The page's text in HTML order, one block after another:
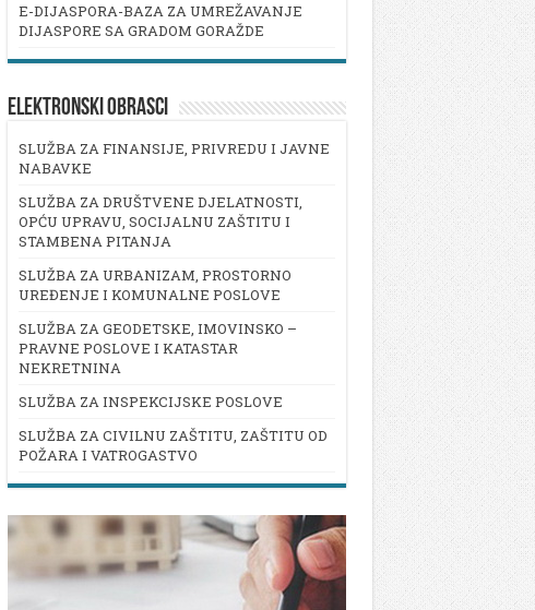
E-DIJASPORA-BAZA ZA UMREŽAVANJE
DIJASPORE SA GRADOM GORAŽDE
ELEKTRONSKI OBRASCI
SLUŽBA ZA FINANSIJE, PRIVREDU I JAVNE
NABAVKE
SLUŽBA ZA DRUŠTVENE DJELATNOSTI,
OPĆU UPRAVU, SOCIJALNU ZAŠTITU I
STAMBENA PITANJA
SLUŽBA ZA URBANIZAM, PROSTORNO
UREĐENJE I KOMUNALNE POSLOVE
SLUŽBA ZA GEODETSKE, IMOVINSKO –
PRAVNE POSLOVE I KATASTAR
NEKRETNINA
SLUŽBA ZA INSPEKCIJSKE POSLOVE
SLUŽBA ZA CIVILNU ZAŠTITU, ZAŠTITU OD
POŽARA I VATROGASTVO